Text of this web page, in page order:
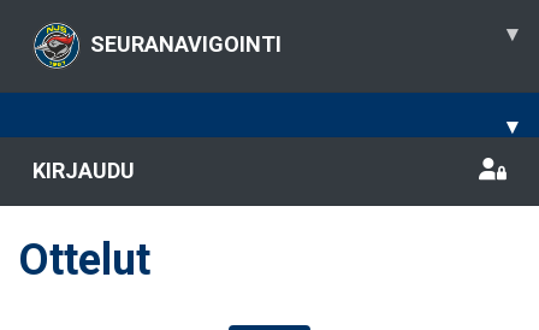
SEURANAVIGOINTI ▾
▾
KIRJAUDU
Ottelut